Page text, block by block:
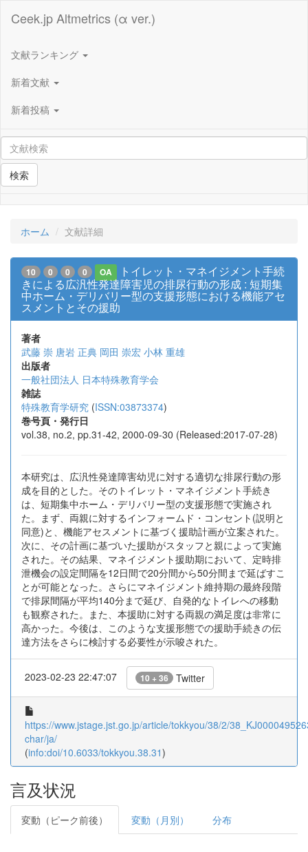
Ceek.jp Altmetrics (α ver.)
文献ランキング
新着文献
新着投稿
検索
ホーム 文献詳細
10 0 0 0 OA
トイレット・マネイジメント手続
きによる広汎性発達障害児の排尿行動の形成 : 短期集
中ホーム・デリバリー型の支援形態における機能アセ
スメントとその援助
著者
武藤 崇 唐岩 正典 岡田 崇宏 小林 重雄
出版者
一般社団法人 日本特殊教育学会
雑誌
特殊教育学研究 (ISSN:03873374)
巻号頁・発行日
vol.38, no.2, pp.31-42, 2000-09-30 (Released:2017-07-28)
本研究は、広汎性発達障害幼児に対する適切な排尿行動の形
成を目的とした。そのトイレット・マネイジメント手続き
は、短期集中ホーム・デリバリー型の支援形態で実施され
た。まず、両親に対するインフォームド・コンセント(説明と
同意)と、機能アセスメントに基づく援助計画が立案された。
次に、その計画に基づいた援助がスタッフと親によって実施
された。その結果、マネイジメント援助期において、定時排
泄機会の設定間隔を12日間で20分間から50分間まで延ばすこ
とが可能となった。さらにマネイジメント維持期の最終段階
で排尿間隔が平均140分まで延び、自発的なトイレへの移動
も観察された。また、本援助に対する両親の満足度は非常に
高かった。今後は、このような支援形態での援助手続きの伝
達方法をさらに検討する必要性が示唆された。
2023-02-23 22:47:07 10 + 36 Twitter
https://www.jstage.jst.go.jp/article/tokkyou/38/2/
char/ja/
(info:doi/10.6033/tokkyou.38.31)
言及状況
変動（ピーク前後） 変動（月別） 分布